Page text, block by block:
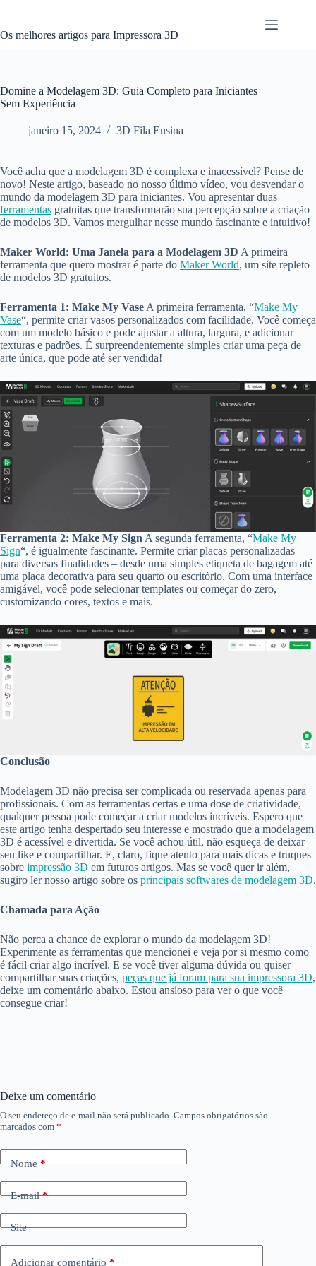
o
Os melhores artigos para Impressora 3D
Domine a Modelagem 3D: Guia Completo para Iniciantes
Sem Experiência
janeiro 15, 2024 3D Fila Ensina
Você acha que a modelagem 3D é complexa e inacessível? Pense de
novo! Neste artigo, baseado no nosso último vídeo, vou desvendar o
mundo da modelagem 3D para iniciantes. Vou apresentar duas
ferramentas gratuitas que transformarão sua percepção sobre a criação
de modelos 3D. Vamos mergulhar nesse mundo fascinante e intuitivo!
Maker World: Uma Janela para a Modelagem 3D A primeira
ferramenta que quero mostrar é parte do Maker World, um site repleto
de modelos 3D gratuitos.
Ferramenta 1: Make My Vase A primeira ferramenta, “Make My
Vase“, permite criar vasos personalizados com facilidade. Você começa
com um modelo básico e pode ajustar a altura, largura, e adicionar
texturas e padrões. É surpreendentemente simples criar uma peça de
arte única, que pode até ser vendida!
Ferramenta 2: Make My Sign A segunda ferramenta, “Make My
Sign“, é igualmente fascinante. Permite criar placas personalizadas
para diversas finalidades – desde uma simples etiqueta de bagagem até
uma placa decorativa para seu quarto ou escritório. Com uma interface
amigável, você pode selecionar templates ou começar do zero,
customizando cores, textos e mais.
Conclusão
Modelagem 3D não precisa ser complicada ou reservada apenas para
profissionais. Com as ferramentas certas e uma dose de criatividade,
qualquer pessoa pode começar a criar modelos incríveis. Espero que
este artigo tenha despertado seu interesse e mostrado que a modelagem
3D é acessível e divertida. Se você achou útil, não esqueça de deixar
seu like e compartilhar. E, claro, fique atento para mais dicas e truques
sobre impressão 3D em futuros artigos. Mas se você quer ir além,
sugiro ler nosso artigo sobre os principais softwares de modelagem 3D.
Chamada para Ação
Não perca a chance de explorar o mundo da modelagem 3D!
Experimente as ferramentas que mencionei e veja por si mesmo como
é fácil criar algo incrível. E se você tiver alguma dúvida ou quiser
compartilhar suas criações, peças que já foram para sua impressora 3D,
deixe um comentário abaixo. Estou ansioso para ver o que você
consegue criar!
Deixe um comentário
O seu endereço de e-mail não será publicado. Campos obrigatórios são
marcados com *
Nome*
E-mail*
Site
Adicionar comentário *